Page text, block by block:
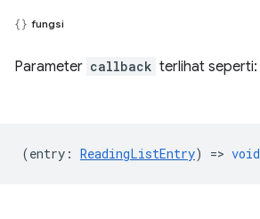
fungsi
Parameter callback terlihat seperti:
(entry : ReadingListEntry) => void